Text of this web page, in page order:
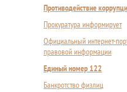
Противодействие
Прокуратура информирует
Официальный интернет-
правовой информации
Единый номер 122
Банкротство физлиц